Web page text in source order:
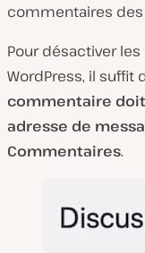
commentaires
Pour désactiver
WordPress, il suffit
commentaire
adresse de
Commentaires.